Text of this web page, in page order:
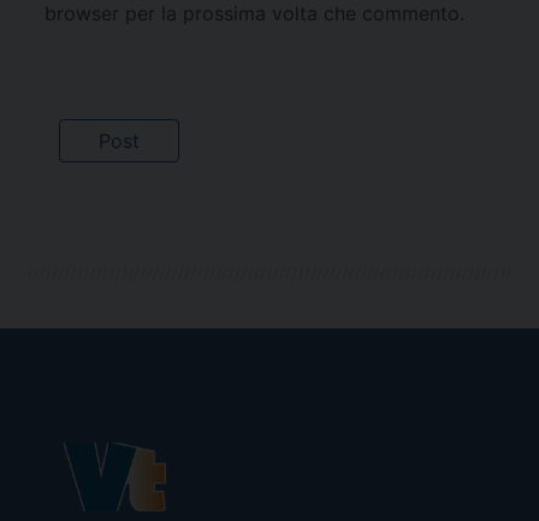
browser per la prossima volta che commento.